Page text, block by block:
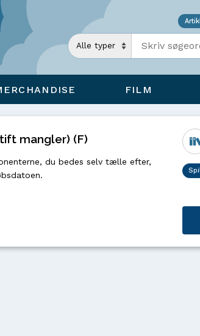
Indtast
FILM
mangler) (F)
du bedes selv tælle efter,